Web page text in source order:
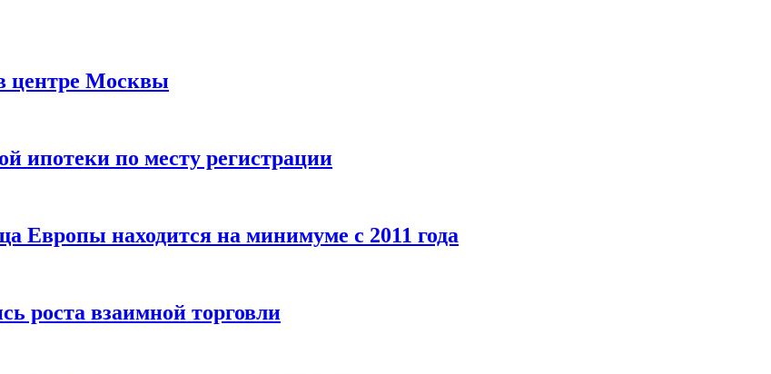
центре Москвы
ипотеки по месту регистрации
Европы находится на минимуме с 2011 года
роста взаимной торговли